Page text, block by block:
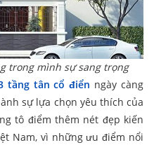
trong mình sự sang trọng
tầng tân cổ điển ngày càng
sự lựa chọn yêu thích của
tô điểm thêm nét đẹp kiến
Nam, vì những ưu điểm nổi